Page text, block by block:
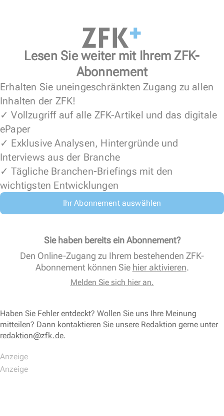
Lesen Sie weiter mit Ihrem ZFK-
Abonnement
Erhalten Sie uneingeschränkten Zugang zu allen
Inhalten der ZFK!
✓ Vollzugriff auf alle ZFK-Artikel und das digitale
ePaper
✓ Exklusive Analysen, Hintergründe und
Interviews aus der Branche
✓ Tägliche Branchen-Briefings mit den
wichtigsten Entwicklungen
Ihr Abonnement auswählen
Sie haben bereits ein Abonnement?
Den Online-Zugang zu Ihrem bestehenden ZFK-
Abonnement können Sie hier aktivieren.
Melden Sie sich hier an.
Haben Sie Fehler entdeckt? Wollen Sie uns Ihre Meinung
mitteilen? Dann kontaktieren Sie unsere Redaktion gerne unter
redaktion@zfk.de.